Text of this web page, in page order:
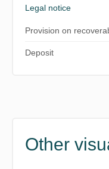
Legal notice
Provision on
Deposit
Other